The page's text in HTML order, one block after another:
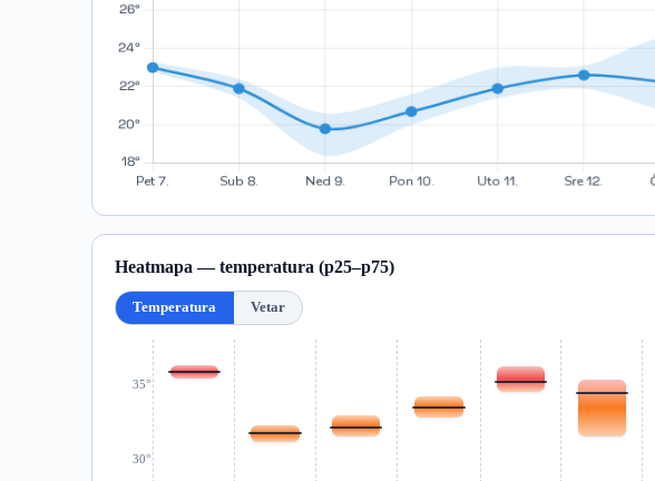
Heatmapa — temperatura (p25–p75)
Temperatura Vetar
30°
35°